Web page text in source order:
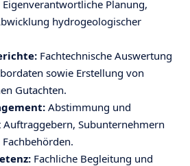
Eigenverantwortliche Planung,
hydrogeologischer
Fachtechnische Auswertung
sowie Erstellung von
Gutachten.
Abstimmung und
Subunternehmern
Fachliche Begleitung und